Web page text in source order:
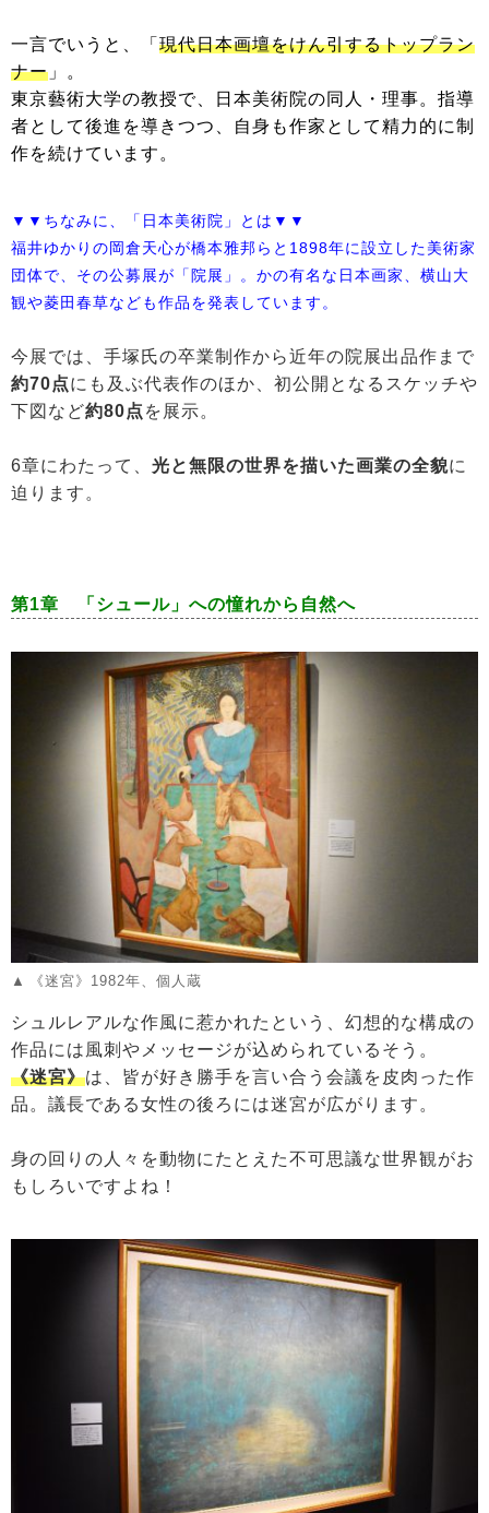
一言でいうと、「 現代日本画壇をけん引するトップラン
ナー 」。
東京藝術大学の教授で、日本美術院の同人・理事。指導
者として後進を導きつつ、自身も作家として精力的に制
作を続けています。
▼▼ちなみに、「日本美術院」とは▼▼
福井ゆかりの岡倉天心が橋本雅邦らと1898年に設立した美術家
団体で、その公募展が「院展」。かの有名な日本画家、横山大
観や菱田春草なども作品を発表しています。
今展では、手塚氏の卒業制作から近年の院展出品作まで
約70点にも及ぶ代表作のほか、初公開となるスケッチや
下図など約80点 を展示。
6章にわたって、 光と無限の世界を描いた画業の全貌に
迫ります。
第1章 「シュール」への憧れから自然へ
《迷宮》1982年、個人蔵
シュルレアルな作風に惹かれたという、幻想的な構成の
作品には風刺やメッセージが込められているそう。
《迷宮》は、皆が好き勝手を言い合う会議を皮肉った作
品。議長である女性の後ろには迷宮が広がります。
身の回りの人々を動物にたとえた不可思議な世界観がお
もしろいですよね！